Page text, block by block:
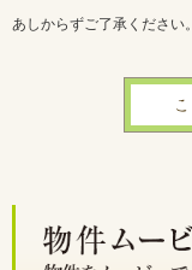
あしからずご了承ください。